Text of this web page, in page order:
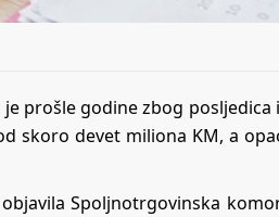
prošle godine zbog
skoro devet miliona KM, a
Spoljnotrgovinska